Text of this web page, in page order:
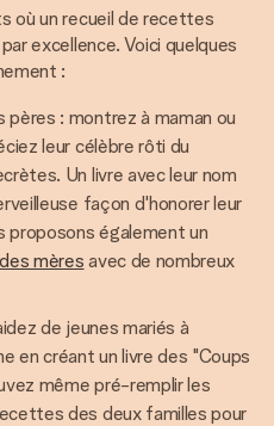
où un recueil de recettes
excellence. Voici quelques
:
: montrez à maman ou
leur célèbre rôti du
Un livre avec leur nom
façon d'honorer leur
proposons également un
mères avec de nombreux
de jeunes mariés à
en créant un livre des "Coups
même pré-remplir les
des deux familles pour